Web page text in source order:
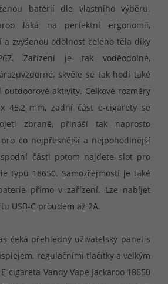
baterií dle vlastního výběru.
láká na perfektní ergonomii,
zvýšenou odolnost celého těla díky
Zařízení je tak voděodolné,
skvěle se tak hodí také
aktivity. Celkové rozměry
45,2 mm, zadní část e-cigarety se
zbraně, přináší tak naprosto
co nejpřesnější a nejpohodlnější
části potom najdete slot pro
typu 18650. Samozřejmostí je také
přímo v zařízení. Lze nabíjet
USB-C proudem až 2A.
čeká přehledný uživatelský panel s
regulačními tlačítky a velkým
cigareta Vandy Vape Jackaroo 18650